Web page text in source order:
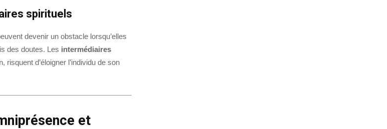
spirituels
devenir un obstacle lorsqu’elles
des doutes. Les intermédiaires
d’éloigner l’individu de son
et